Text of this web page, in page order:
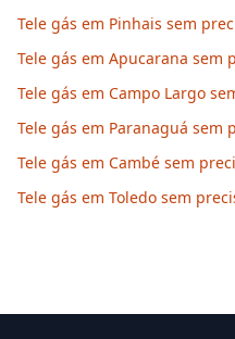
Tele gás em Pinhais sem
Tele gás em Apucarana sem
Tele gás em Campo Largo
Tele gás em Paranaguá sem
Tele gás em Cambé sem
Tele gás em Toledo sem